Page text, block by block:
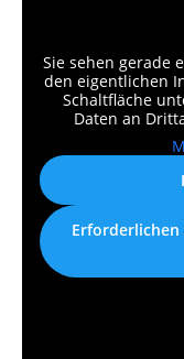
Sie sehen gerade
den eigentlichen
Schaltfläche
Daten an